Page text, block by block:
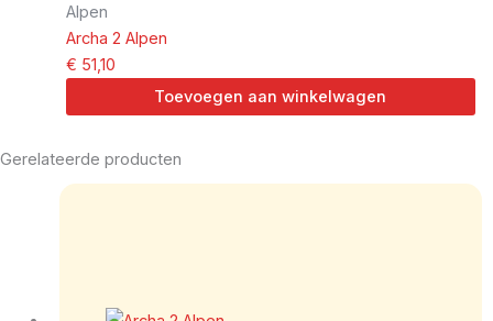
Alpen
Archa 2 Alpen
€ 51,10
Toevoegen aan winkelwagen
Gerelateerde producten